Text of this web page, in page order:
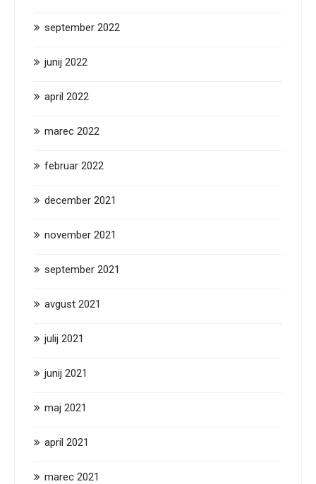
september 2022
junij 2022
april 2022
marec 2022
februar 2022
december 2021
november 2021
september 2021
avgust 2021
julij 2021
junij 2021
maj 2021
april 2021
marec 2021